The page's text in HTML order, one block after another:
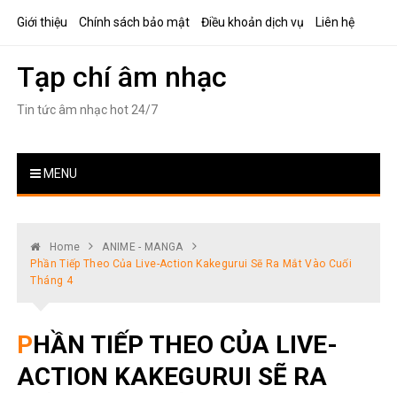
Giới thiệu Chính sách bảo mật Điều khoản dịch vụ Liên hệ
Tạp chí âm nhạc
Tin tức âm nhạc hot 24/7
MENU
Home
ANIME - MANGA
Phần Tiếp Theo Của Live-Action Kakegurui Sẽ Ra Mắt Vào Cuối
Tháng 4
PHẦN TIẾP THEO CỦA LIVE-
ACTION KAKEGURUI SẼ RA